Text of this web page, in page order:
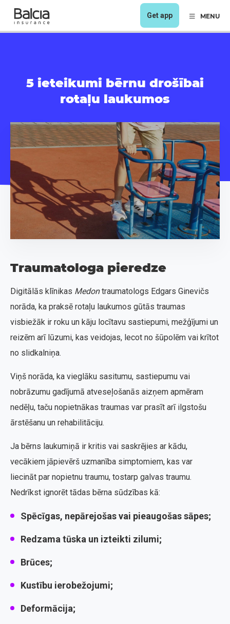
Get app MENU
5 ieteikumi bērnu drošībai
rotaļu laukumos
Traumatologa pieredze
Digitālās klīnikas Medontraumatologs Edgars Ginevičs
norāda, ka praksē rotaļu laukumos gūtās traumas
visbiežāk ir roku un kāju locītavu sastiepumi, mežģījumi un
reizēm arī lūzumi, kas veidojas, lecot no šūpolēm vai krītot
no slidkalniņa.
Viņš norāda, ka vieglāku sasitumu, sastiepumu vai
nobrāzumu gadījumā atveseļošanās aizņem apmēram
nedēļu, taču nopietnākas traumas var prasīt arī ilgstošu
ārstēšanu un rehabilitāciju.
Ja bērns laukumiņā ir kritis vai saskrējies ar kādu,
vecākiem jāpievērš uzmanība simptomiem, kas var
liecināt par nopietnu traumu, tostarp galvas traumu.
Nedrīkst ignorēt tādas bērna sūdzības kā:
Spēcīgas, nepārejošas vai pieaugošas sāpes;
Redzama tūska un izteikti zilumi;
Brūces;
Kustību ierobežojumi;
Deformācija;